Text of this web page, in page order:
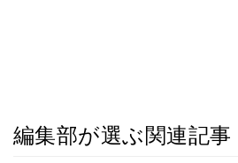
編集部が選ぶ関連記事